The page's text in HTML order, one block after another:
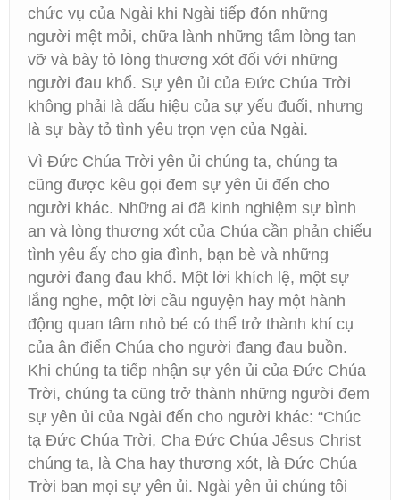
chức vụ của Ngài khi Ngài tiếp đón những
người mệt mỏi, chữa lành những tấm lòng tan
vỡ và bày tỏ lòng thương xót đối với những
người đau khổ. Sự yên ủi của Đức Chúa Trời
không phải là dấu hiệu của sự yếu đuối, nhưng
là sự bày tỏ tình yêu trọn vẹn của Ngài.
Vì Đức Chúa Trời yên ủi chúng ta, chúng ta
cũng được kêu gọi đem sự yên ủi đến cho
người khác. Những ai đã kinh nghiệm sự bình
an và lòng thương xót của Chúa cần phản chiếu
tình yêu ấy cho gia đình, bạn bè và những
người đang đau khổ. Một lời khích lệ, một sự
lắng nghe, một lời cầu nguyện hay một hành
động quan tâm nhỏ bé có thể trở thành khí cụ
của ân điển Chúa cho người đang đau buồn.
Khi chúng ta tiếp nhận sự yên ủi của Đức Chúa
Trời, chúng ta cũng trở thành những người đem
sự yên ủi của Ngài đến cho người khác: “Chúc
tạ Đức Chúa Trời, Cha Đức Chúa Jêsus Christ
chúng ta, là Cha hay thương xót, là Đức Chúa
Trời ban mọi sự yên ủi. Ngài yên ủi chúng tôi